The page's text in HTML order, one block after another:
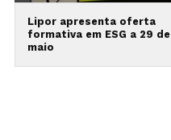
Lipor apresenta oferta
formativa em ESG a 29 de
maio